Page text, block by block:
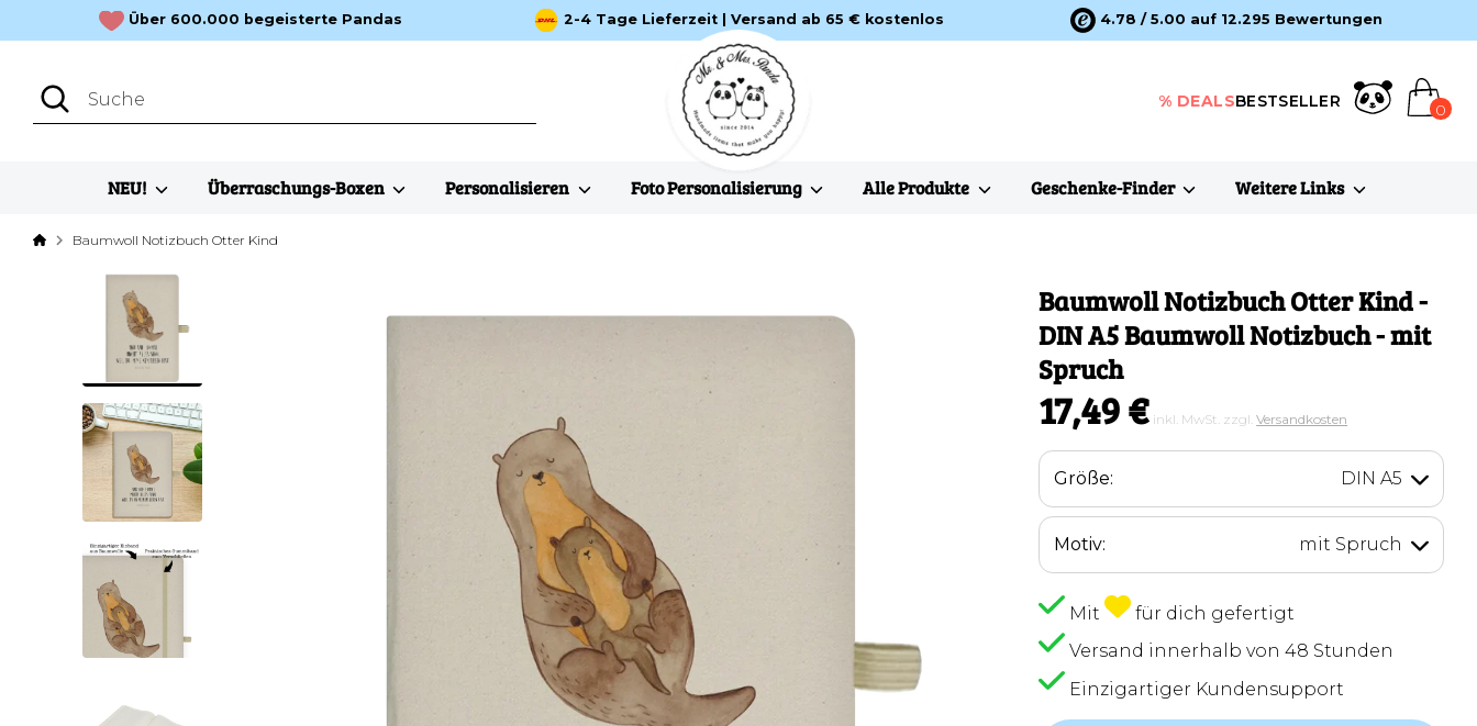
zum
Über 600.000 begeisterte Pandas 2-4 Tage Lieferzeit | Versand ab 65 € kostenlos 4.78 / 5.00 auf 12.295 Bewertungen
Suchen
Suche
% DEALSBESTSELLER 0
NEU! Überraschungs-Boxen Personalisieren Foto Personalisierung Alle Produkte Geschenke-Finder Weitere Links
Baumwoll Notizbuch Otter Kind
Baumwoll Notizbuch Otter Kind-
DIN A5 Baumwoll Notizbuch - mit
Spruch
17,49 € inkl. MwSt. zzgl.Versandkosten
Größe: DIN A5
Motiv: mit Spruch
Mit
für dich gefertigt
Versand innerhalb von 48 Stunden
Einzigartiger Kundensupport